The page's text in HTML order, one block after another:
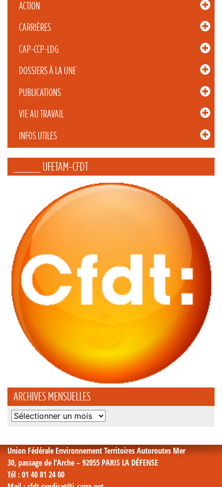
ACTION
CARRIÈRES
CAP-CCP-LDG
DOSSIERS À LA UNE
PUBLICATIONS
VIE AU TRAVAIL
INFOS UTILES
_____ UFETAM-CFDT
ARCHIVES MENSUELLES
Archives
Union Fédérale Environnement Territoires Autoroutes Mer
30, passage de l’Arche – 92055 PARIS LA DÉFENSE
Tél : 01 40 81 24 00